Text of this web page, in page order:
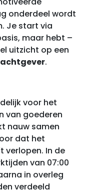
onderdeel wordt
Je start via
maar hebt –
uitzicht op een
.
voor het
van goederen
nauw samen
dat het
verlopen. In de
van 07:00
in overleg
verdeeld